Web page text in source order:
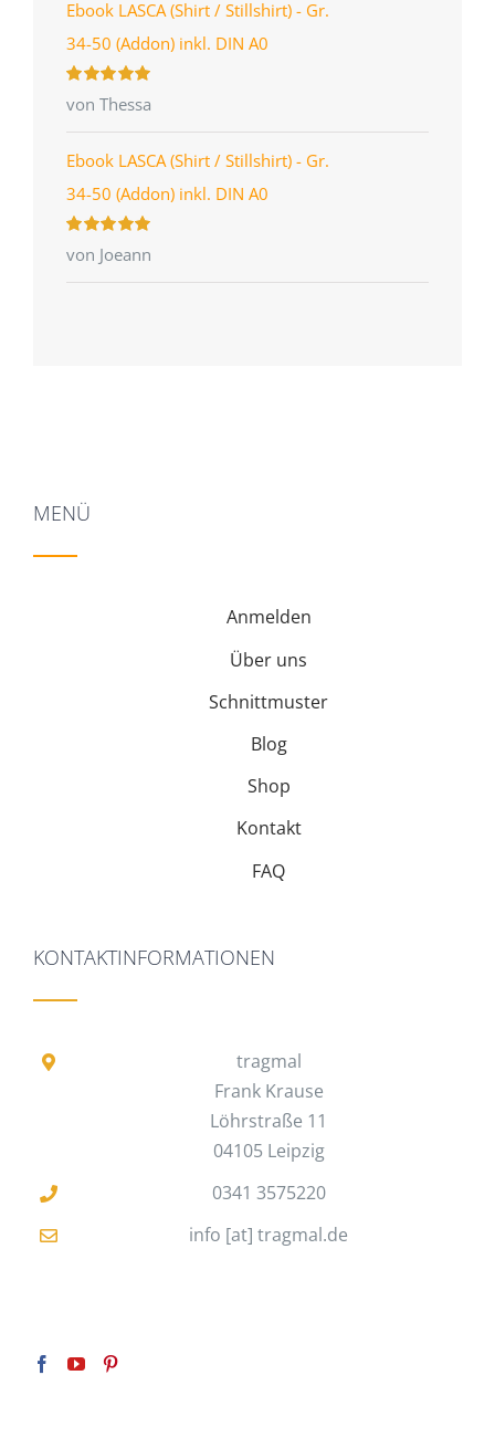
Ebook LASCA (Shirt / Stillshirt) - Gr.
34-50 (Addon) inkl. DIN A0
Bewertet
mit 5 von 5
von Thessa
Ebook LASCA (Shirt / Stillshirt) - Gr.
34-50 (Addon) inkl. DIN A0
Bewertet
mit 5 von 5
von Joeann
MENÜ
Anmelden
Über uns
Schnittmuster
Blog
Shop
Kontakt
FAQ
KONTAKTINFORMATIONEN
tragmal
Frank Krause
Löhrstraße 11
04105 Leipzig
0341 3575220
info [at] tragmal.de